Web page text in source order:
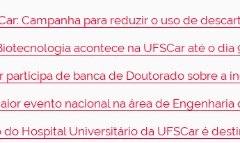
Campanha para reduzir o uso de
acontece na UFSCar até o dia
participa de banca de Doutorado sobre a
evento nacional na área de Engenharia
Hospital Universitário da UFSCar é